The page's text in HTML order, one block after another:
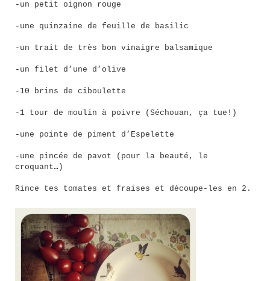
-un petit oignon rouge
-une quinzaine de feuille de basilic
-un trait de très bon vinaigre balsamique
-un filet d’une d’olive
-10 brins de ciboulette
-1 tour de moulin à poivre (Séchouan, ça tue!)
-une pointe de piment d’Espelette
-une pincée de pavot (pour la beauté, le
croquant…)
Rince tes tomates et fraises et découpe-les en 2.